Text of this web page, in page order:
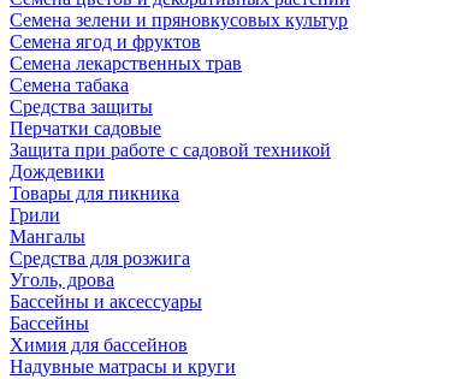
Семена зелени и пряновкусовых культур
Семена ягод и фруктов
Семена лекарственных трав
Семена табака
Средства защиты
Перчатки садовые
Защита при работе с садовой техникой
Дождевики
Товары для пикника
Грили
Мангалы
Средства для розжига
Уголь, дрова
Бассейны и аксессуары
Бассейны
Химия для бассейнов
Надувные матрасы и круги